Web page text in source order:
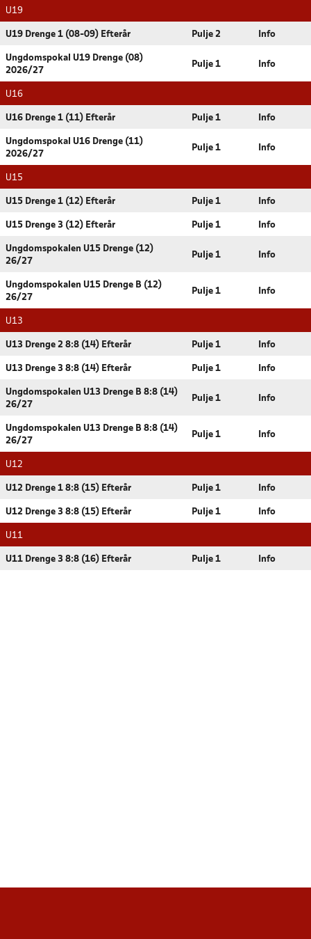
U19
U19 Drenge 1 (08-09) Efterår Pulje 2 Info
Ungdomspokal U19 Drenge (08)
2026/27
Pulje 1 Info
U16
U16 Drenge 1 (11) Efterår Pulje 1 Info
Ungdomspokal U16 Drenge (11)
2026/27
Pulje 1 Info
U15
U15 Drenge 1 (12) Efterår Pulje 1 Info
U15 Drenge 3 (12) Efterår Pulje 1 Info
Ungdomspokalen U15 Drenge (12)
26/27
Pulje 1 Info
Ungdomspokalen U15 Drenge B (12)
26/27
Pulje 1 Info
U13
U13 Drenge 2 8:8 (14) Efterår Pulje 1 Info
U13 Drenge 3 8:8 (14) Efterår Pulje 1 Info
Ungdomspokalen U13 Drenge B 8:8 (14)
26/27
Pulje 1 Info
Ungdomspokalen U13 Drenge B 8:8 (14)
26/27
Pulje 1 Info
U12
U12 Drenge 1 8:8 (15) Efterår Pulje 1 Info
U12 Drenge 3 8:8 (15) Efterår Pulje 1 Info
U11
U11 Drenge 3 8:8 (16) Efterår Pulje 1 Info